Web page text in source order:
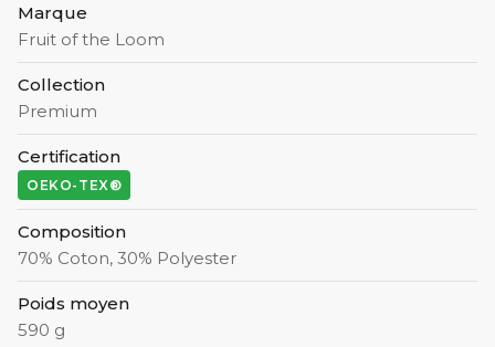
Marque
Fruit of the Loom
Collection
Premium
Certification
OEKO-TEX®
Composition
70% Coton, 30% Polyester
Poids moyen
590 g